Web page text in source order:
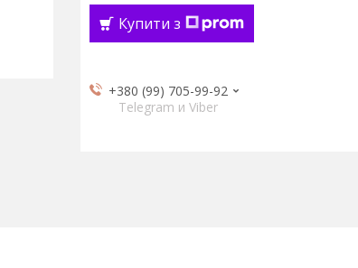
Купити з
+380 (99) 705-99-92
Telegram и Viber